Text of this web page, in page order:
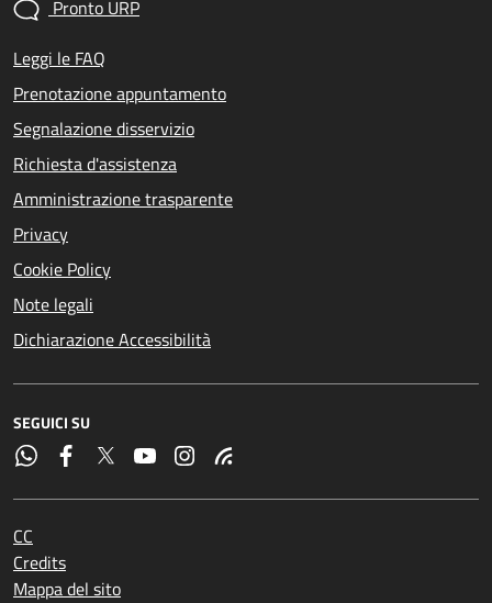
Pronto URP
Leggi le FAQ
Prenotazione appuntamento
Segnalazione disservizio
Richiesta d'assistenza
Amministrazione trasparente
Privacy
Cookie Policy
Note legali
Dichiarazione Accessibilità
SEGUICI SU
CC
Credits
Mappa del sito